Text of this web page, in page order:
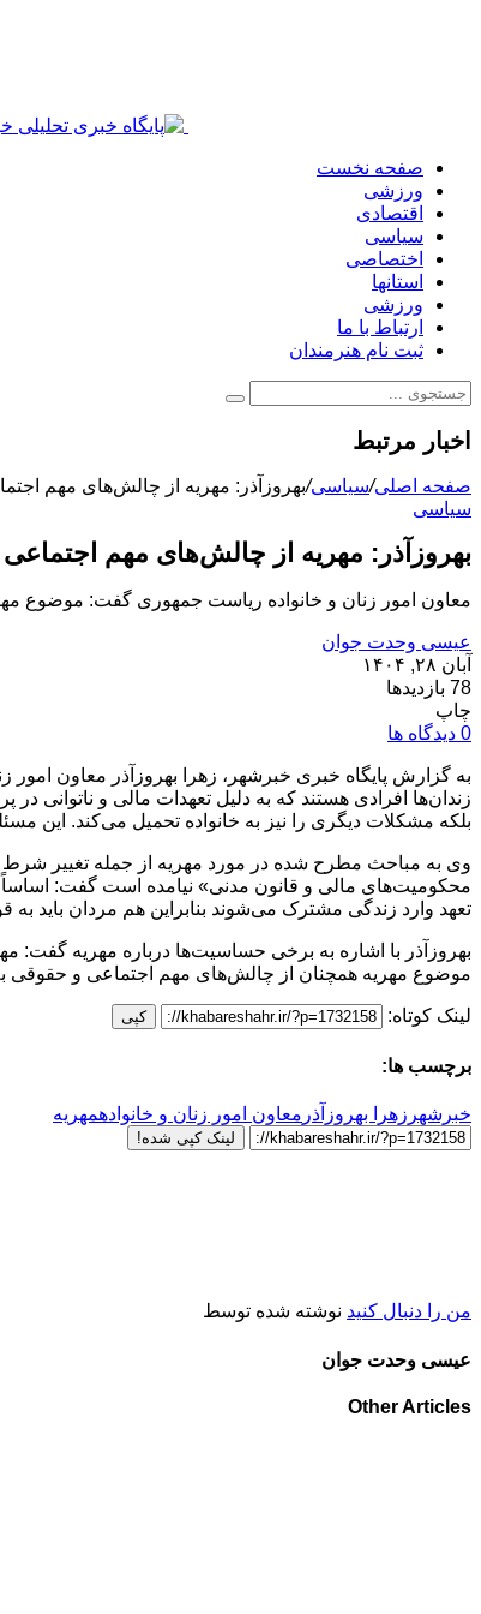
صفحه نخست
ورزشی
اقتصادی
سیاسی
اختصاصی
استانها
ورزشی
ارتباط با ما
ثبت نام هنرمندان
اخبار مرتبط
صفحه اصلی/سیاسی/بهروزآذر: مهریه از چالش‌های مهم
سیاسی
بهروزآذر: مهریه از چالش‌های مهم
معاون امور زنان و خانواده ریاست جمهوری گفت: موضوع
عیسی وحدت جوان
آبان ۲۸, ۱۴۰۴
78 بازدیدها
چاپ
0 دیدگاه ها
به گزارش پایگاه خبری خبرشهر، زهرا بهروزآذر معاون
زندان‌ها افرادی هستند که به دلیل تعهدات مالی و ناتوانی
بلکه مشکلات دیگری را نیز به خانواده تحمیل می‌کند. این
وی به مباحث مطرح شده در مورد مهریه از جمله تغییر شرط «
محکومیت‌های مالی و قانون مدنی» نیامده است گفت: اساساً
تعهد وارد زندگی مشترک می‌شوند بنابراین هم مردان باید
بهروزآذر با اشاره به برخی حساسیت‌ها درباره مهریه
موضوع مهریه همچنان از چالش‌های مهم اجتماعی و حقوقی
لینک کوتاه: کپی
برچسب ها:
خبرشهر زهرا بهروزآذر معاون امور زنان و خانوادهمهریه
لینک کپی شده!
من را دنبال کنید نوشته شده توسط
عیسی وحدت جوان
Other Articles